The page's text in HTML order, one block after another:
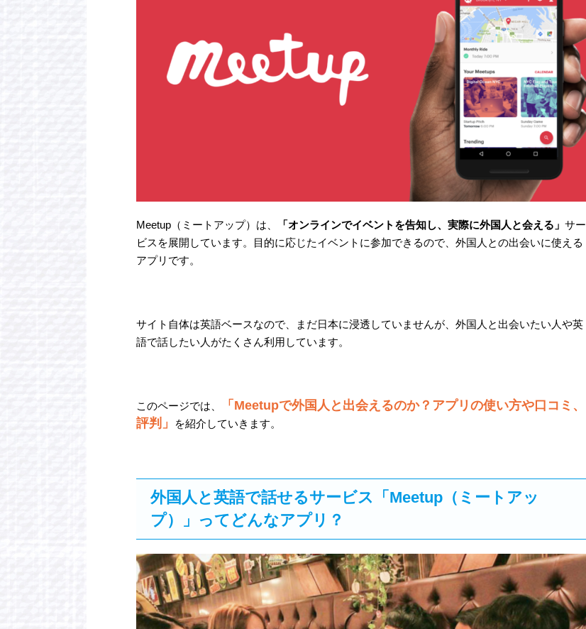
Meetup（ミートアップ）は、 「オンラインでイベントを告知し、実際に外国人と会える」 サー
ビスを展開しています。目的に応じたイベントに参加できるので、外国人との出会いに使える
アプリです。
サイト自体は英語ベースなので、まだ日本に浸透していませんが、外国人と出会いたい人や英
語で話したい人がたくさん利用しています。
このページでは、
「Meetupで外国人と出会えるのか？アプリの使い方や口コミ、
評判」
を紹介していきます。
外国人と英語で話せるサービス「Meetup（ミートアッ
プ）」ってどんなアプリ？